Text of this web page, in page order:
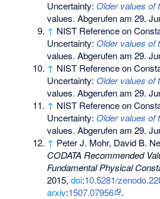
Uncertainty:Older values of
values. Abgerufen am 29.
↑ NIST Reference on
Uncertainty:Older values of
values. Abgerufen am 29.
↑ NIST Reference on
Uncertainty:Older values of
values. Abgerufen am 29.
↑ NIST Reference on
Uncertainty:Older values of
values. Abgerufen am 29.
↑ Peter J. Mohr, David B.
CODATA Recommended
Fundamental Physical
2015,doi:10.5281/
arxiv:1507.07956
.